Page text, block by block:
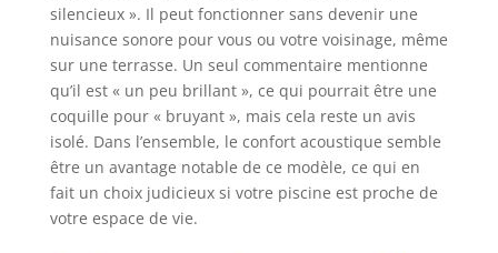
silencieux ». Il peut fonctionner sans devenir une
nuisance sonore pour vous ou votre voisinage, même
sur une terrasse. Un seul commentaire mentionne
qu’il est « un peu brillant », ce qui pourrait être une
coquille pour « bruyant », mais cela reste un avis
isolé. Dans l’ensemble, le confort acoustique semble
être un avantage notable de ce modèle, ce qui en
fait un choix judicieux si votre piscine est proche de
votre espace de vie.